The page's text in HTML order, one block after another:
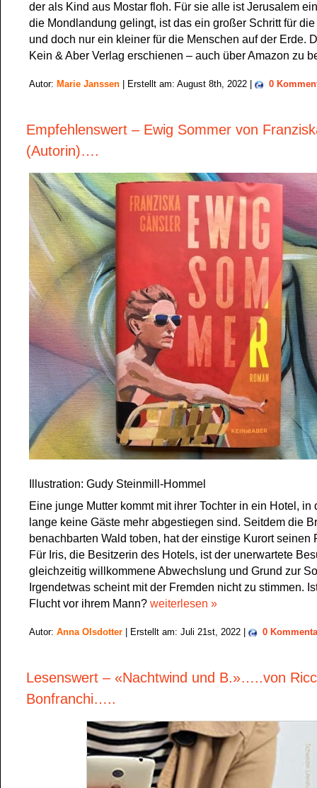
der als Kind aus Mostar floh. Für sie alle ist Jerusalem
die Mondlandung gelingt, ist das ein großer Schritt für
und doch nur ein kleiner für die Menschen auf der Erde.
Kein & Aber Verlag erschienen – auch über Amazon zu
Autor: Marie Janssen | Erstellt am: August 8th, 2022 | 0
Empfehlenswert – Ewig Sommer von
(Autorin)….
Illustration: Gudy Steinmill-Hommel
Eine junge Mutter kommt mit ihrer Tochter in ein Hotel, in
lange keine Gäste mehr abgestiegen sind. Seitdem die
benachbarten Wald toben, hat der einstige Kurort seinen
Für Iris, die Besitzerin des Hotels, ist der unerwartete
gleichzeitig willkommene Abwechslung und Grund zur
Irgendetwas scheint mit der Fremden nicht zu stimmen.
Flucht vor ihrem Mann? weiterlesen »
Autor: Anna Olsdotter | Erstellt am: Juli 21st, 2022 | 0
Lesenswert – «Nachtwind und B.»…..von
Bonfranchi…..